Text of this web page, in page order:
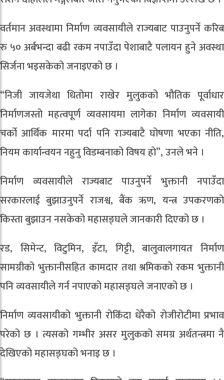
वर्तमान अवस्थामा निर्माण व्यवसायीले राज्यबाट पाउनुपर्ने करिब
रु ५० अर्बभन्दा बढी रकम नपाउँदा पेशाबाटै पलायन हुने अवस्था
सिर्जना भइसकेको जनाइएको छ ।
“निजी जायजेथा धितोमा राखेर मुलुकको भौतिक पूर्वाधार
निर्माणजस्तो महत्वपूर्ण व्यवसायमा लागेका निर्माण व्यवसायी
चर्को आर्थिक मारमा पर्दा पनि राज्यबाटै घोषणा भएका नीति,
नियम कार्यान्वयन नहुनु विडम्बनाको विषय हो”, उनले भने ।
निर्माण व्यवसायीले राज्यबाट पाउनुपर्ने भुक्तानी नपाउँदा
सरकारलाई बुझाउनुपर्ने राजश्व, बैंक ऋण, यन्त्र उपकरणको
किस्ता बुझाउन नसकेको महासङ्घले जानकारी दिएको छ ।
रड, सिमेन्ट, विटुमिन, इँटा, गिट्टी, बालुवालगायत निर्माण
सामग्रीको भुक्तानीसहित कामदार तथा श्रमिकको रकम भुक्तानी
पनि व्यवसायीले गर्न नपाएको महासङ्घले जनाएको छ ।
निर्माण व्यवसायीको भुक्तानी रोकिँदा धेरैको रोजीरोटीमा प्रभाव
परेको छ । त्यसको गम्भीर असर मुलुकको समग्र अर्थतन्त्रमा नै
देखिएको महासङ्घको भनाइ छ ।